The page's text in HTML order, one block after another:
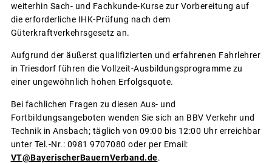
weiterhin Sach- und Fachkunde-Kurse zur Vorbereitung auf
die erforderliche IHK-Prüfung nach dem
Güterkraftverkehrsgesetz an.
Aufgrund der äußerst qualifizierten und erfahrenen Fahrlehrer
in Triesdorf führen die Vollzeit-Ausbildungsprogramme zu
einer ungewöhnlich hohen Erfolgsquote.
Bei fachlichen Fragen zu diesen Aus- und
Fortbildungsangeboten wenden Sie sich an BBV Verkehr und
Technik in Ansbach; täglich von 09:00 bis 12:00 Uhr erreichbar
unter Tel.-Nr.: 0981 9707080 oder per Email:
VT@BayerischerBauernVerband.de.